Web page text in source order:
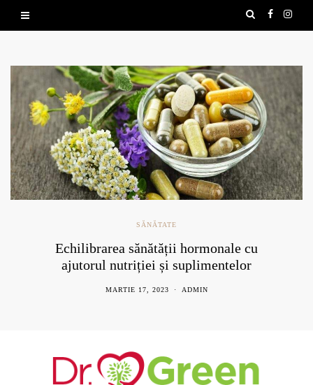
SĂNĂTATE
Echilibrarea sănătății hormonale cu
ajutorul nutriției și suplimentelor
MARTIE 17, 2023 ADMIN